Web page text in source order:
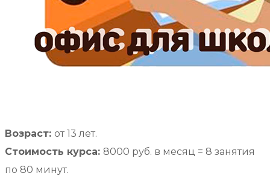
Возраст: от 13 лет.
Стоимость курса: 8000 руб. в месяц = 8 занятия
по 80 минут.